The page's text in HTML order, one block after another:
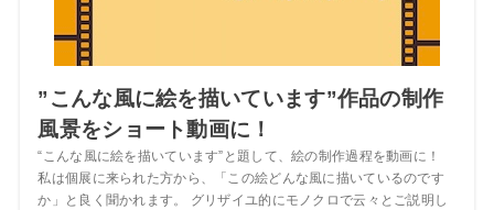
”こんな風に絵を描いています”作品の制作
風景をショート動画に！
“こんな風に絵を描いています”と題して、絵の制作過程を動画に！
私は個展に来られた方から、「この絵どんな風に描いているのです
か」と良く聞かれます。 グリザイユ的にモノクロで云々とご説明し